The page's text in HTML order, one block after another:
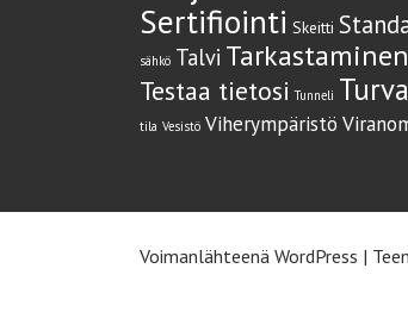
Sertifiointi Skeitti
sähkö Talvi Tarkastaminen
Testaa tietosi Tunneli
tila Vesistö Viherympäristö
Voimanlähteenä WordPress |